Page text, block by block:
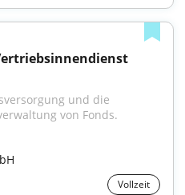
und die
Vollzeit